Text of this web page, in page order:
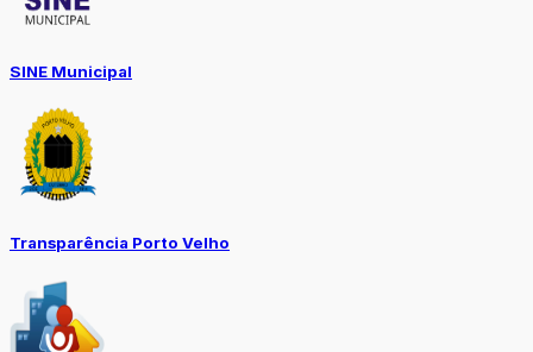
SINE Municipal
Transparência Porto Velho